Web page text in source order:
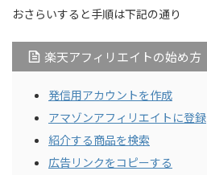
おさらいすると手順は下記の通り
楽天アフィリエイトの始め方
発信用アカウントを作成
アマゾンアフィリエイトに登録
紹介する商品を検索
広告リンクをコピーする